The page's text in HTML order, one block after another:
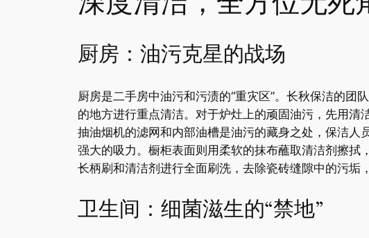
厨房：油污克星的战场
厨房是二手房中油污和污渍的“重灾区”。长秋保洁的
的地方进行重点清洁。对于炉灶上的顽固油污，先用清
抽油烟机的滤网和内部油槽是油污的藏身之处，保洁
强大的吸力。橱柜表面则用柔软的抹布蘸取清洁剂擦
长柄刷和清洁剂进行全面刷洗，去除瓷砖缝隙中的污垢
卫生间：细菌滋生的“禁地”